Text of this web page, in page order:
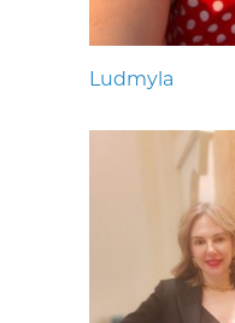
Ludmyla